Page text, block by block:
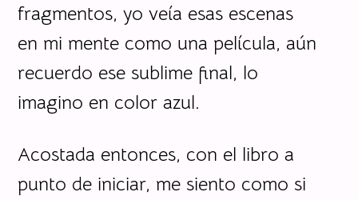
fragmentos, yo veía esas escenas
en mi mente como una película, aún
recuerdo ese sublime final, lo
imagino en color azul.
Acostada entonces, con el libro a
punto de iniciar, me siento como si